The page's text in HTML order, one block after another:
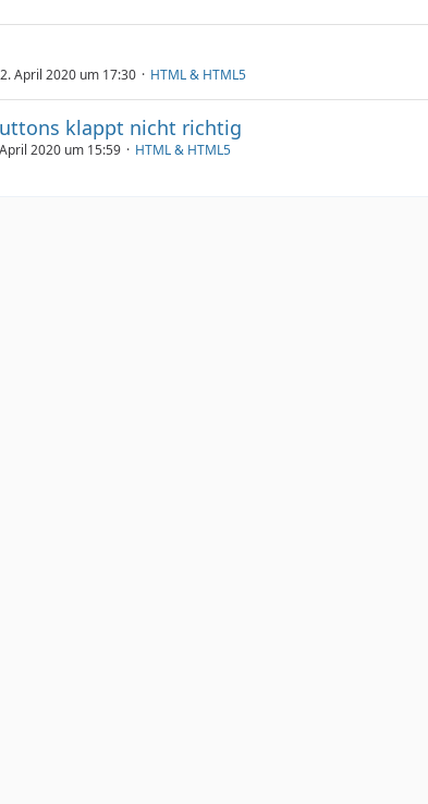
April 2020 um 17:30 HTML & HTML5
klappt nicht richtig
2020 um 15:59 HTML & HTML5